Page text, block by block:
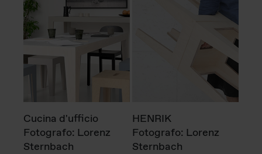
Cucina d'ufficio
Fotografo: Lorenz
Sternbach
HENRIK
Fotografo: Lorenz
Sternbach